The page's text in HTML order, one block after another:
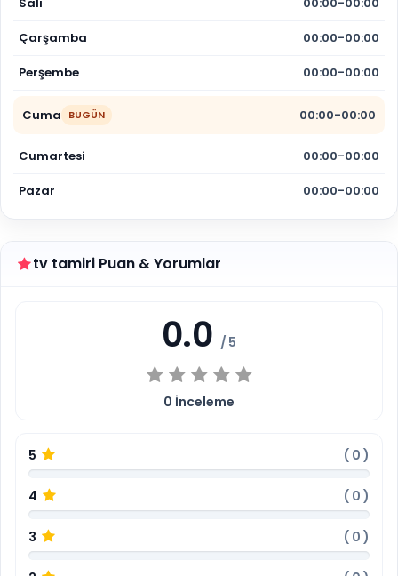
Çarşamba 00:00-00:00
Perşembe 00:00-00:00
Cuma BUGÜN 00:00-00:00
Cumartesi 00:00-00:00
Pazar 00:00-00:00
tv tamiri Puan & Yorumlar
0.0 / 5
0 İnceleme
5 ( 0 )
4 ( 0 )
3 ( 0 )